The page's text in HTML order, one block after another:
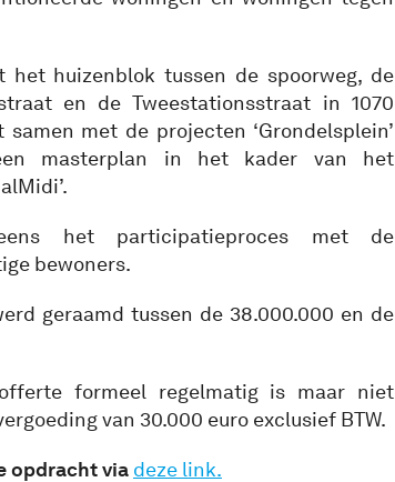
het huizenblok tussen de spoorweg, de
en de Tweestationsstraat in 1070
met de projecten ‘Grondelsplein’
masterplan in het kader van het
het participatieproces met de
bewoners.
geraamd tussen de 38.000.000 en de
formeel regelmatig is maar niet
van 30.000 euro exclusief BTW.
opdracht via deze link.